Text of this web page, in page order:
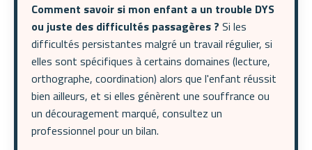
Comment savoir si mon enfant a un trouble DYS
ou juste des difficultés passagères ? Si les
difficultés persistantes malgré un travail régulier, si
elles sont spécifiques à certains domaines (lecture,
orthographe, coordination) alors que l'enfant réussit
bien ailleurs, et si elles génèrent une souffrance ou
un découragement marqué, consultez un
professionnel pour un bilan.